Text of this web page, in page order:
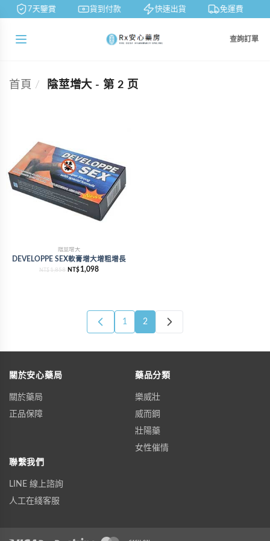
7天鑒賞 貨到付款 快速出貨 免運費
查詢訂單
首頁 / 陰莖增大 - 第 2 页
陰莖增大
DEVELOPPE SEX軟膏增大增粗增長
NT$1,858 NT$ 1,098
1 2
關於安心藥局
關於藥局
正品保障
藥品分類
樂威壯
威而鋼
壯陽藥
女性催情
聯繫我們
LINE 線上諮詢
人工在綫客服